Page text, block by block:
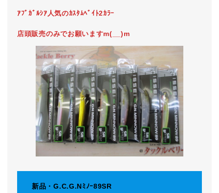
ｱﾌﾞｶﾞﾙｼｱ人気のｶｽﾀﾑﾍﾞｲﾄ2ｶﾗｰ
店頭販売のみでお願いますm(__)m
新品・G.C.G.Nﾐﾉｰ89SR